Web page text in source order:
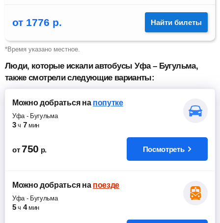
от 1776 р. Найти билеты
*Время указано местное.
Люди, которые искали автобусы Уфа – Бугульма,
также смотрели следующие варианты:
Можно добратьсяна попутке
Уфа- Бугульма
3 ч 7 мин
от 750 р. Посмотреть
Можно добратьсяна поезде
Уфа- Бугульма
5 ч 4 мин